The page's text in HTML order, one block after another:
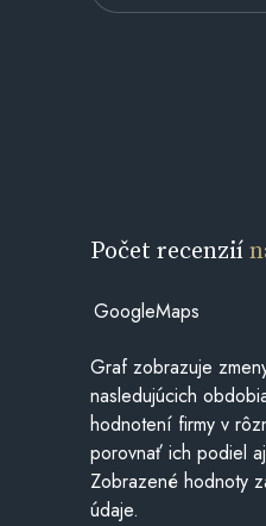
Počet recenzií
GoogleMaps
Graf zobrazuje
nasledujúcich
hodnotení firmy v
porovnať ich podiel
Zobrazené hodnoty
údaje.